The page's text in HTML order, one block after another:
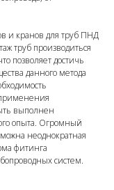
и кранов для труб ПНД
труб производиться
позволяет достичь
данного метода
выполнен
опыта. Огромный
неоднократная
фитинга
систем.